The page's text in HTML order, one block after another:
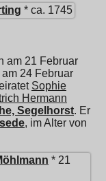
* ca. 1745
am 21 Februar
24 Februar
Sophie
Hermann
Segelhorst. Er
, im Alter von
* 21